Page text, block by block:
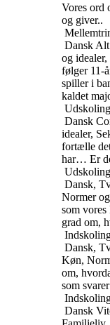
Vores ord
og giver..
Dansk
og
følger 11-
spiller i
kaldet
Udskoling
Dansk
idealer,
fortælle
har… Er
Udskoling
Dansk,
Normer
som
grad om,
Dansk,
Køn,
om,
som
Dansk